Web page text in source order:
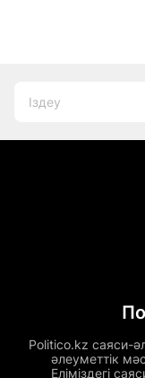
Politico.kz саяси-
әлеуметтік
Еліміздегі